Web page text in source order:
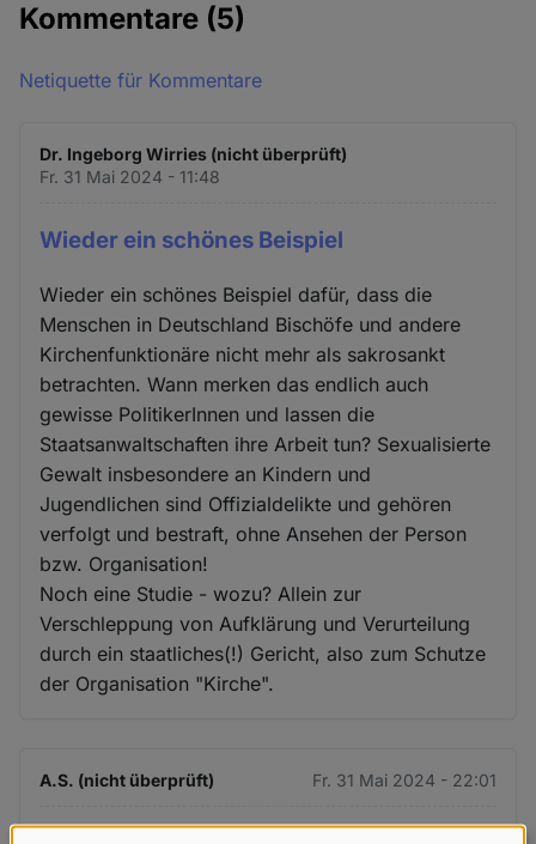
Kommentare (5)
Netiquette für Kommentare
Dr. Ingeborg Wirries (nicht überprüft)
Fr. 31 Mai 2024 - 11:48
Wieder ein schönes Beispiel
Wieder ein schönes Beispiel dafür, dass die
Menschen in Deutschland Bischöfe und andere
Kirchenfunktionäre nicht mehr als sakrosankt
betrachten. Wann merken das endlich auch
gewisse PolitikerInnen und lassen die
Staatsanwaltschaften ihre Arbeit tun? Sexualisierte
Gewalt insbesondere an Kindern und
Jugendlichen sind Offizialdelikte und gehören
verfolgt und bestraft, ohne Ansehen der Person
bzw. Organisation!
Noch eine Studie - wozu? Allein zur
Verschleppung von Aufklärung und Verurteilung
durch ein staatliches(!) Gericht, also zum Schutze
der Organisation "Kirche".
A.S. (nicht überprüft) Fr. 31 Mai 2024 - 22:01